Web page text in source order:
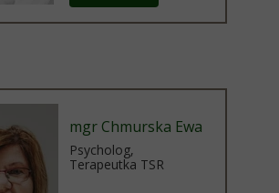
Psycholog,
Terapeutka TSR
mgr Chmurska Ewa